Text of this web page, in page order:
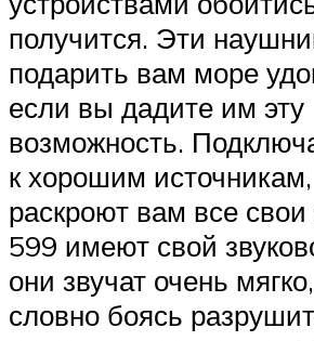
получится. Эти
подарить вам море
если вы дадите им эту
возможность.
к хорошим
раскроют вам все свои
599 имеют свой
они звучат очень
словно боясь